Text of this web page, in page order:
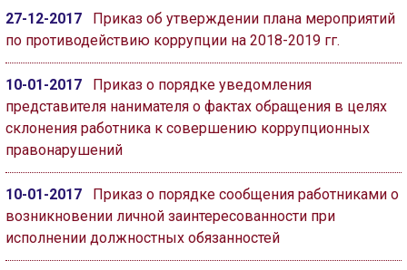
27-12-2017
Приказ об утверждении плана мероприятий
по противодействию коррупции на 2018-2019 гг.
10-01-2017
Приказ о порядке уведомления
представителя нанимателя о фактах обращения в целях
склонения работника к совершению коррупционных
правонарушений
10-01-2017
Приказ о порядке сообщения работниками о
возникновении личной заинтересованности при
исполнении должностных обязанностей